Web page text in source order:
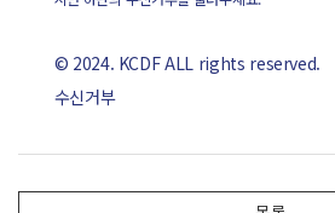
© 2024. KCDF ALL rights reserved.
수신거부